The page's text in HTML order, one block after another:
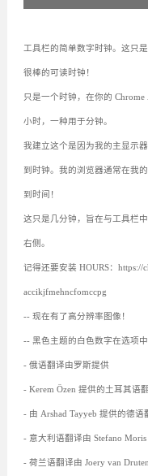
工具栏的简单数字时钟。这只
很棒的可读时钟！
只是一个时钟，在你的
小时，一种用于分钟。
我建立这个是因为我的主显示
到时钟。我的浏览器通常在我
到时间！
这只是几分钟，旨在与工具栏
右侧。
记得还要安装 HOURS：https://
accikjfmehncfomccpg
-- 现在有了高分辨率图像！
-- 黑色主题的白色数字在选项中
- 俄语翻译由罗斯提供
- Kerem Özen 提供的土耳其语
- 由 Arshad Tayyeb 提供的德语
- 意大利语翻译由 Stefano
- 荷兰语翻译由 Joery van